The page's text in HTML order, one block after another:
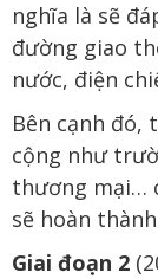
nghĩa là sẽ
đường giao
nước, điện
Bên cạnh đó,
cộng như
thương mại…
sẽ hoàn
Giai đoạn 2